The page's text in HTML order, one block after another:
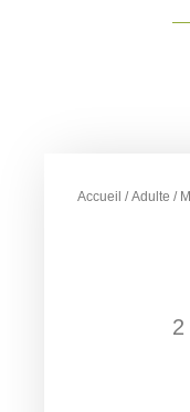
Accueil /Adulte /